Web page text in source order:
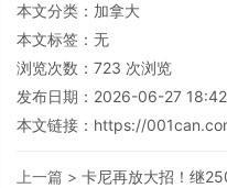
本文分类： 加拿大
本文标签：无
浏览次数： 723 次浏览
发布日期：2026-06-27
本文链接： https://
上一篇 > 卡尼再放大招！继